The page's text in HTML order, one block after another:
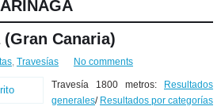
ARINAGA
Canaria)
, Travesías No comments
Travesía 1800 metros:
Resultados
generales/ Resultados por categorías